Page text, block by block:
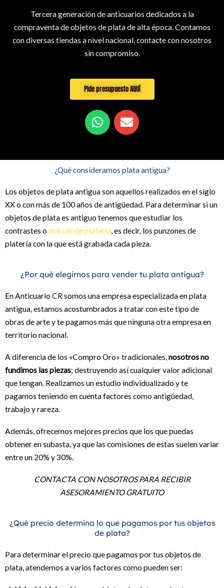
Tercera generación de anticuarios dedicados a la
compraventa de objetos de plata de alta época. Contamos
con diversas tiendas a nivel nacional, contacte con nosotros
sin compromiso.
Pide presupuesto AQUÍ
W
h
s
a
p
p
E
n
l
o
p
e
¿Qué consideramos plata antigua?
Los objetos de plata antigua son aquellos realizados en el siglo
XX o con más de 100 años de antigüedad. Para determinar si un
objetos de plata es antiguo tenemos que estudiar los
contrastes o marcas de platería , es decir, los punzones de
platería con la que está grabada cada pieza.
¿Por qué elegirnos para vender tu plata antigua?
En Anticuario CR somos una empresa especializada en plata
antigua, estamos acostumbrados a tratar con este tipo de
obras de arte y te pagamos más que ninguna otra empresa en
territorio nacional.
A diferencia de los «Compro Oro» tradicionales, nosotros no
fundimos las piezas; destruyendo así cualquier valor adicional
que tengan. Realizamos un estudio individualizado y te
pagamos teniendo en cuenta factores como antigüedad,
trabajo y rareza.
Además, ofrecemos mejores precios que los que puedas
obtener en subasta, ya que las comisiones de estas suelen variar
entre un 20% y 30%.
CONTACTA CON NOSOTROS PARA RECIBIR
ASESORAMIENTO GRATUITO
¿Qué precio determina lo que pagamos por tus objetos
de plata?
Para determinar el precio que pagamos por tus objetos de
plata, atendemos a varios factores como pueden ser: